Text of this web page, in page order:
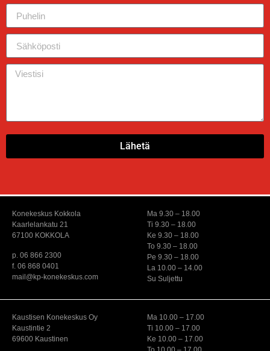
Lähetä
Konekeskus Kokkola
Kaarlelankatu 21
67100 KOKKOLA
p. 06 866 2300
f. 06 868 0401
mail@kp-konekeskus.com
Ma 9.30 – 18.00
Ti 9.30 – 18.00
Ke 9.30 – 18.00
To 9.30 – 18.00
Pe 9.30 – 18.00
La 10.00 – 14.00
Su Suljettu
Kaustisen Konekeskus Oy
Kaustintie 2
69600 Kaustinen
Ma 10.00 – 17.00
Ti 10.00 – 17.00
Ke 10.00 – 17.00